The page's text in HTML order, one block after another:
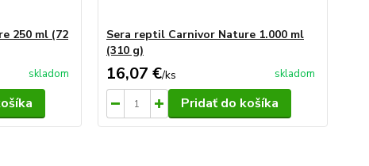
250 ml (72
skladom
Sera reptil Carnivor Nature 1.000 ml
(310 g)
16,07 €/ks skladom
Pridať do košíka